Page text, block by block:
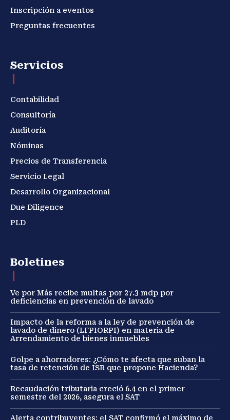
Inscripción a eventos
Preguntas frecuentes
Servicios
Contabilidad
Consultoría
Auditoría
Nóminas
Precios de Transferencia
Servicio Legal
Desarrollo Organizacional
Due Diligence
PLD
Boletines
Ve por Más recibe multas por 27.3 mdp por
deficiencias en prevención de lavado
Impacto de la reforma a la ley de prevención de
lavado de dinero (LFPIORPI) en materia de
Arrendamiento de bienes inmuebles
Golpe a ahorradores: ¿Cómo te afecta que suban la
tasa de retención de ISR que propone Hacienda?
Recaudación tributaria creció 6.4 en el primer
semestre del 2026, asegura el SAT
Alerta contribuyentes: el SAT confirmó el máximo de